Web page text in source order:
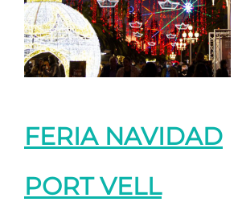
FERIA NAVIDAD
PORT VELL